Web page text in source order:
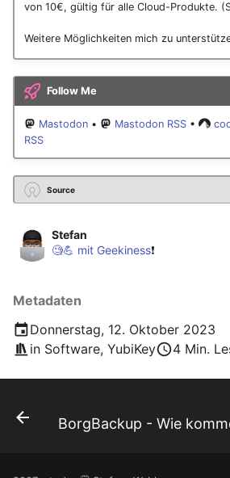
Stefan
🧐💪 mit Geekiness❗️
Metadaten
Donnerstag, 12. Oktober 2023
in Software, YubiKey 4 Min.
von 10€, gültig für alle Cloud-Produkte.
Weitere Möglichkeiten mich zu
Follow Me
Mastodon• Mastodon RSS •
RSS
Source